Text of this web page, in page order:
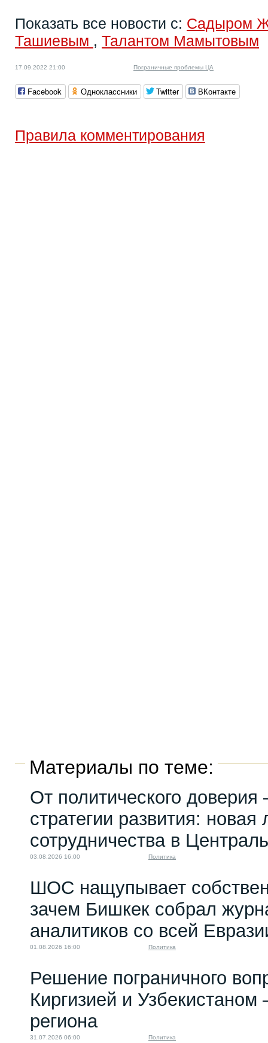
Показать все новости с: Садыром
Ташиевым , Талантом Мамытовым
17.09.2022 21:00 Пограничные проблемы ЦА
Facebook Одноклассники Twitter ВКонтакте
Правила комментирования
Материалы по теме:
От политического
стратегии развития: новая
сотрудничества в
03.08.2026 16:00 Политика
ШОС нащупывает
зачем Бишкек собрал
аналитиков со всей
01.08.2026 16:00 Политика
Решение пограничного
Киргизией и Узбекистаном
региона
31.07.2026 06:00 Политика